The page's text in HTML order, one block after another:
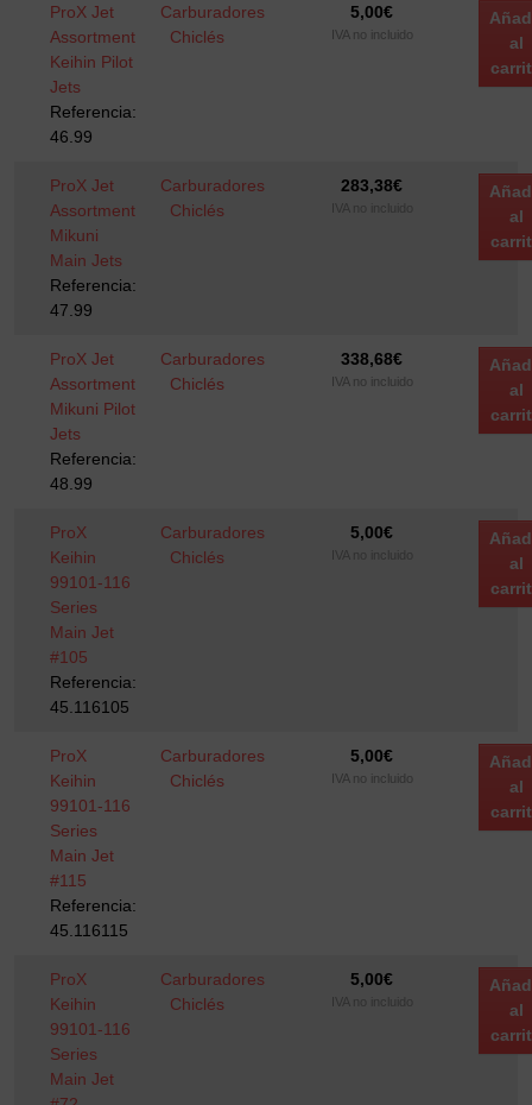
ProX Jet
Assortment
Keihin Pilot
Jets
Referencia:
46.99
Carburadores
Chiclés
5,00€
IVA no incluido
al
ProX Jet
Assortment
Mikuni
Main Jets
Referencia:
47.99
Carburadores
Chiclés
283,38€
IVA no incluido
al
ProX Jet
Assortment
Mikuni Pilot
Jets
Referencia:
48.99
Carburadores
Chiclés
338,68€
IVA no incluido
al
ProX
Keihin
99101-116
Series
Main Jet
#105
Referencia:
45.116105
Carburadores
Chiclés
5,00€
IVA no incluido
al
ProX
Keihin
99101-116
Series
Main Jet
#115
Referencia:
45.116115
Carburadores
Chiclés
5,00€
IVA no incluido
al
ProX
Keihin
99101-116
Series
Main Jet
Carburadores
Chiclés
5,00€
IVA no incluido
al